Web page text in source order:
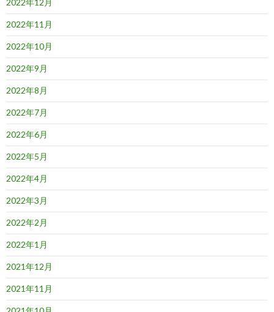
2022年12月
2022年11月
2022年10月
2022年9月
2022年8月
2022年7月
2022年6月
2022年5月
2022年4月
2022年3月
2022年2月
2022年1月
2021年12月
2021年11月